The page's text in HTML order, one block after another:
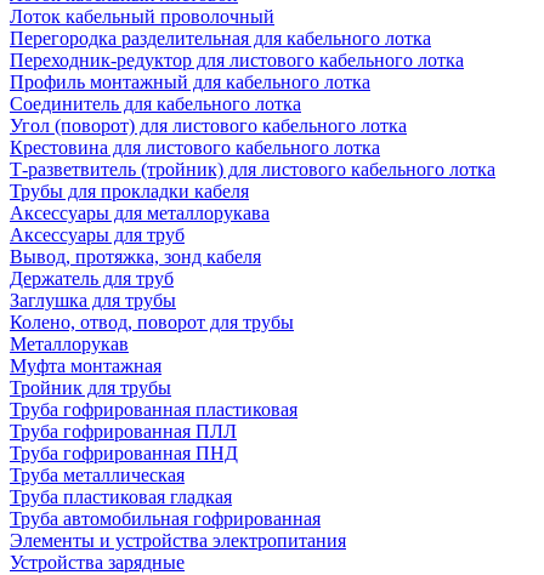
Лоток кабельный проволочный
Перегородка разделительная для кабельного лотка
Переходник-редуктор для листового кабельного лотка
Профиль монтажный для кабельного лотка
Соединитель для кабельного лотка
Угол (поворот) для листового кабельного лотка
Крестовина для листового кабельного лотка
Т-разветвитель (тройник) для листового кабельного лотка
Трубы для прокладки кабеля
Аксессуары для металлорукава
Аксессуары для труб
Вывод, протяжка, зонд кабеля
Держатель для труб
Заглушка для трубы
Колено, отвод, поворот для трубы
Металлорукав
Муфта монтажная
Тройник для трубы
Труба гофрированная пластиковая
Труба гофрированная ПЛЛ
Труба гофрированная ПНД
Труба металлическая
Труба пластиковая гладкая
Труба автомобильная гофрированная
Элементы и устройства электропитания
Устройства зарядные